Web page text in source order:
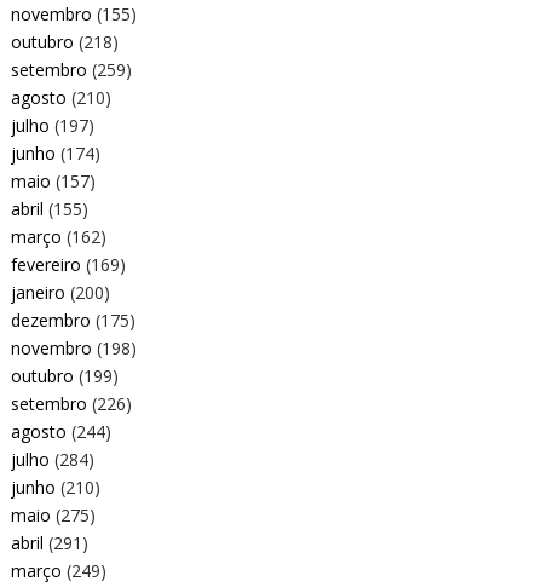
novembro (155)
outubro (218)
setembro (259)
agosto (210)
julho (197)
junho (174)
maio (157)
abril (155)
março (162)
fevereiro (169)
janeiro (200)
dezembro (175)
novembro (198)
outubro (199)
setembro (226)
agosto (244)
julho (284)
junho (210)
maio (275)
abril (291)
março (249)